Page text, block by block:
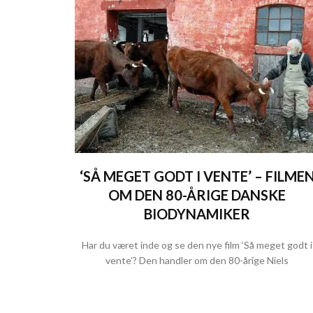
‘SÅ MEGET GODT I VENTE’ –
OM DEN 80-ÅRIGE DANSKE
BIODYNAMIKER
Har du været inde og se den nye film ‘Så meget godt i
vente’? Den handler om den 80-årige Niels